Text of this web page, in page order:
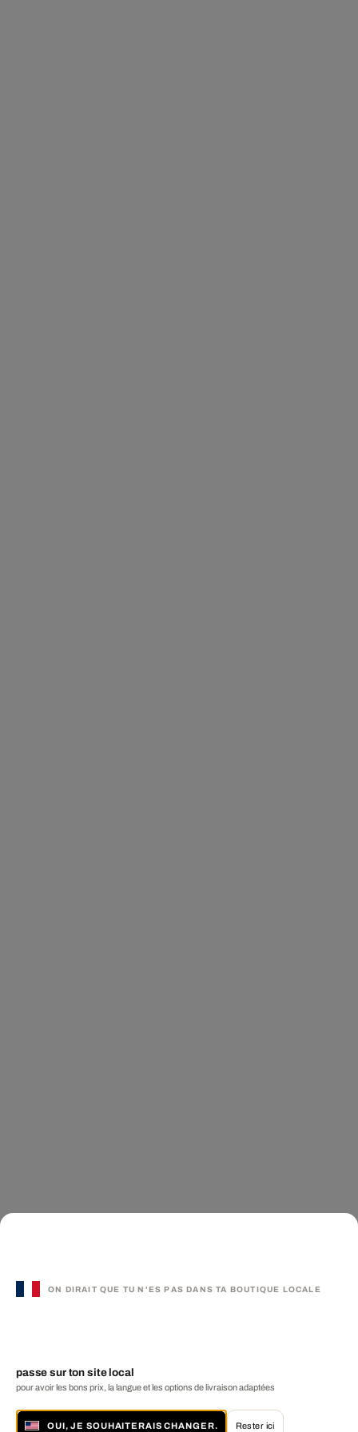
ON DIRAIT QUE TU N'ES PAS DANS TA BOUTIQUE LOCALE
passe sur ton site local
pour avoir les bons prix, la langue et les options de livraison adaptées
OUI, JE SOUHAITERAIS CHANGER. Rester ici